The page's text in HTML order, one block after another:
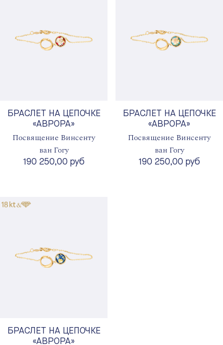
БРАСЛЕТ НА ЦЕПОЧКЕ
«АВРОРА»
Посвящение Винсенту
ван Гогу
190 250,00 руб
БРАСЛЕТ НА ЦЕПОЧКЕ
«АВРОРА»
Посвящение Винсенту
ван Гогу
190 250,00 руб
БРАСЛЕТ НА ЦЕПОЧКЕ
«АВРОРА»